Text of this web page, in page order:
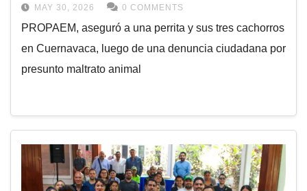
MAY 30, 2026 0 COMMENTS
PROPAEM, aseguró a una perrita y sus tres cachorros
en Cuernavaca, luego de una denuncia ciudadana por
presunto maltrato animal